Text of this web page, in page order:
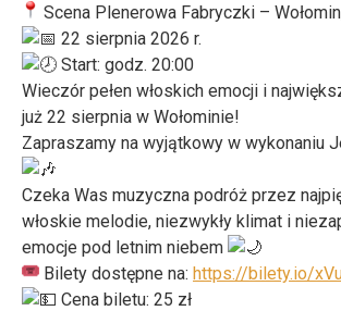
Scena Plenerowa Fabryczki –
22 sierpnia 2026 r.
Start: godz. 20:00
Wieczór pełen włoskich emocji i
już 22 sierpnia w Wołominie!
Zapraszamy na wyjątkowy w wykonaniu
Czeka Was muzyczna podróż przez
włoskie melodie, niezwykły klimat i
emocje pod letnim niebem
Bilety dostępne na: https://bilety.io/
Cena biletu: 25 zł